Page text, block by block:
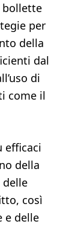
bollette
per
della
dal
di
come il
efficaci
della
delle
così
e delle